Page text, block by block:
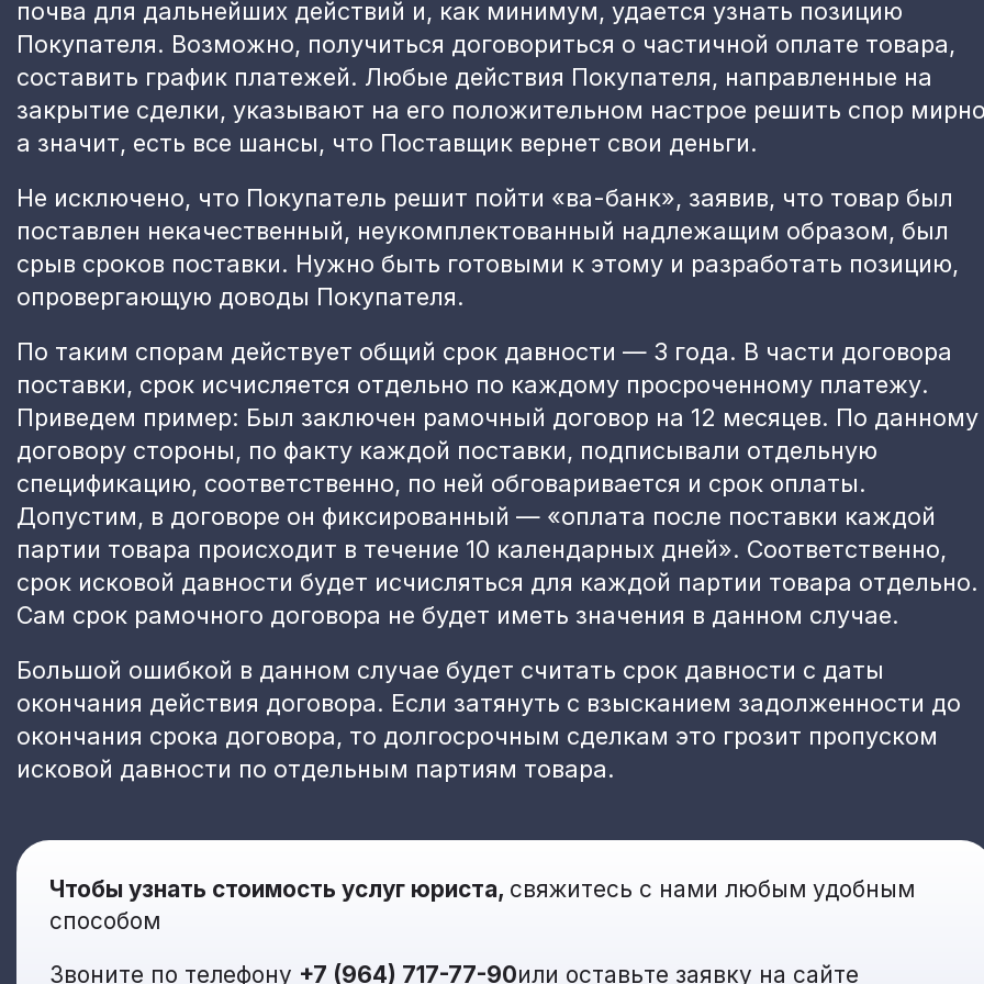
почва для дальнейших действий и, как минимум, удается узнать позицию
Покупателя. Возможно, получиться договориться о частичной оплате товара,
составить график платежей. Любые действия Покупателя, направленные на
закрытие сделки, указывают на его положительном настрое решить спор
а значит, есть все шансы, что Поставщик вернет свои деньги.
Не исключено, что Покупатель решит пойти «ва-банк», заявив, что товар был
поставлен некачественный, неукомплектованный надлежащим образом, был
срыв сроков поставки. Нужно быть готовыми к этому и разработать позицию,
опровергающую доводы Покупателя.
По таким спорам действует общий срок давности — 3 года. В части договора
поставки, срок исчисляется отдельно по каждому просроченному платежу.
Приведем пример: Был заключен рамочный договор на 12 месяцев. По данному
договору стороны, по факту каждой поставки, подписывали отдельную
спецификацию, соответственно, по ней обговаривается и срок оплаты.
Допустим, в договоре он фиксированный — «оплата после поставки каждой
партии товара происходит в течение 10 календарных дней». Соответственно,
срок исковой давности будет исчисляться для каждой партии товара отдельно.
Сам срок рамочного договора не будет иметь значения в данном случае.
Большой ошибкой в данном случае будет считать срок давности с даты
окончания действия договора. Если затянуть с взысканием задолженности до
окончания срока договора, то долгосрочным сделкам это грозит пропуском
исковой давности по отдельным партиям товара.
Чтобы узнать стоимость услуг юриста, свяжитесь с нами любым удобным
способом
Звоните по телефону +7 (964) 717-77-90или оставьте заявку на сайте